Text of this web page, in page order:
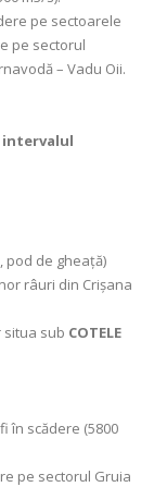
pe sectoarele
pe sectorul
– Vadu Oii.
intervalul
pod de gheaţă)
râuri din Crișana
sub COTELE
în scădere (5800
pe sectorul Gruia